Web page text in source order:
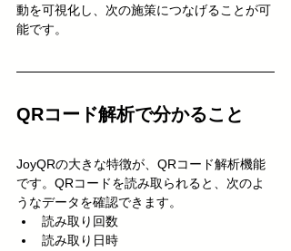
動を可視化し、次の施策につなげることが可
能です。
QRコード解析で分かること
JoyQRの大きな特徴が、QRコード解析機能
です。QRコードを読み取られると、次のよ
うなデータを確認できます。
読み取り回数
読み取り日時